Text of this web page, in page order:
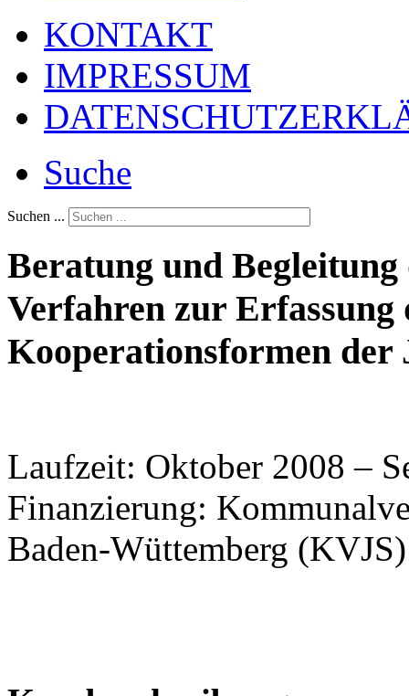
KONTAKT
IMPRESSUM
Suche
Suchen ...
Beratung und
Verfahren zur
Kooperationsformen
Laufzeit: Oktober 2008 –
Finanzierung:
Baden-Wüttemberg (KVJS)